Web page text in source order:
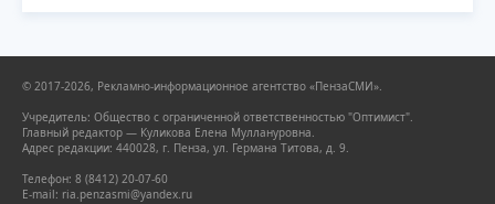
© 2017-2026, Рекламно-информационное агентство «ПензаСМИ».
Учредитель: Общество с ограниченной ответственностью "Оптимист".
Главный редактор — Куликова Елена Муллануровна.
Адрес редакции: 440028, г. Пенза, ул. Германа Титова, д. 9.
Телефон: 8 (8412) 20-07-60
E-mail: ria.penzasmi@yandex.ru